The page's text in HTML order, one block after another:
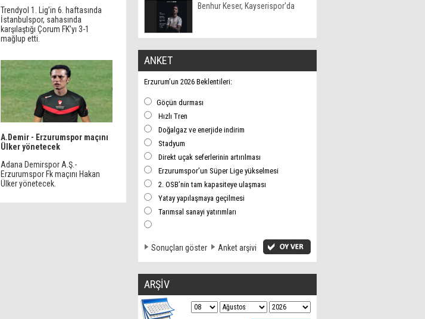
Trendyol 1. Lig’in 6. haftasında
İstanbulspor, sahasında
karşılaştığı Çorum FK’yı 3-1
mağlup etti.
A.Demir - Erzurumspor maçını
Ülker yönetecek
Adana Demirspor A.Ş.-
Erzurumspor Fk maçını Hakan
Ülker yönetecek.
Benhur Keser, Kayserispor'da
ANKET
Erzurum’un 2026 Beklentileri:
Göçün durması
Hızlı Tren
Doğalgaz ve enerjide indirim
Stadyum
Direkt uçak seferlerinin artırılması
Erzurumspor’un Süper Lige yükselmesi
2. OSB’nin tam kapasiteye ulaşması
Yatay yapılaşmaya geçilmesi
Tarımsal sanayi yatırımları
Sonuçları göster Anket arşivi
ARŞİV